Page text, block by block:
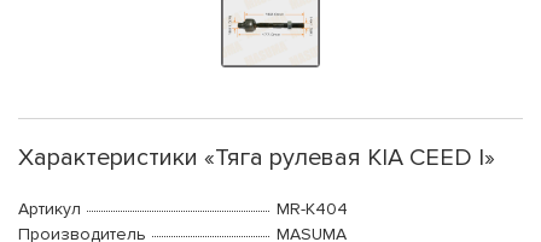
Характеристики «Тяга рулевая KIA CEED I»
Артикул
MR-K404
Производитель
MASUMA